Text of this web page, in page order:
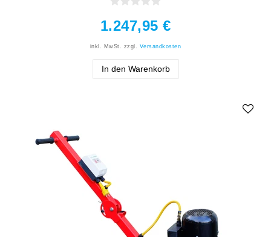
1.247,95 €
inkl. MwSt. zzgl. Versandkosten
In den Warenkorb